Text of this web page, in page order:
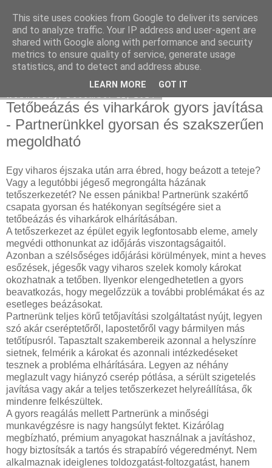
SEO Agency
Tetőbeázás és viharkárok gyors javítása
- Partnerünkkel gyorsan és szakszerűen
megoldható
Egy viharos éjszaka után arra ébred, hogy beázott a teteje?
Vagy a legutóbbi jégeső megrongálta házának
tetőszerkezetét? Ne essen pánikba! Partnerünk szakértő
csapata gyorsan és hatékonyan segítségére siet a
tetőbeázás és viharkárok elhárításában.
A tetőszerkezet az épület egyik legfontosabb eleme, amely
megvédi otthonunkat az időjárás viszontagságaitól.
Azonban a szélsőséges időjárási körülmények, mint a heves
esőzések, jégesők vagy viharos szelek komoly károkat
okozhatnak a tetőben. Ilyenkor elengedhetetlen a gyors
beavatkozás, hogy megelőzzük a további problémákat és az
esetleges beázásokat.
Partnerünk teljes körű tetőjavítási szolgáltatást nyújt, legyen
szó akár cseréptetőről, lapostetőről vagy bármilyen más
tetőtípusról. Tapasztalt szakembereik azonnal a helyszínre
sietnek, felmérik a károkat és azonnali intézkedéseket
tesznek a probléma elhárítására. Legyen az néhány
meglazult vagy hiányzó cserép pótlása, a sérült szigetelés
javítása vagy akár a teljes tetőszerkezet helyreállítása, ők
mindenre felkészültek.
A gyors reagálás mellett Partnerünk a minőségi
munkavégzésre is nagy hangsúlyt fektet. Kizárólag
megbízható, prémium anyagokat használnak a javításhoz,
hogy biztosítsák a tartós és strapabíró végeredményt. Nem
alkalmaznak ideiglenes toldozgatást-foltozgatást, hanem
This site uses cookies from Google to deliver its services
and to analyze traffic. Your IP address and user-agent are
shared with Google along with performance and security
metrics to ensure quality of service, generate usage
statistics, and to detect and address abuse.
LEARN MORE GOT IT